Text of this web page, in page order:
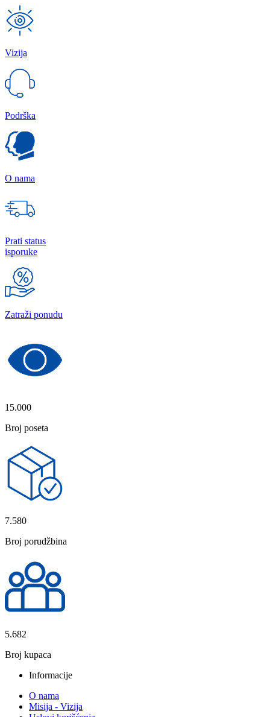
Vizija
Podrška
O nama
Prati status
isporuke
Zatraži ponudu
15.000
Broj poseta
7.580
Broj porudžbina
5.682
Broj kupaca
Informacije
O nama
Misija - Vizija